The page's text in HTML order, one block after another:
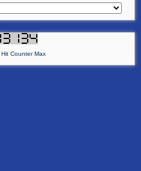
Hit Counter Max